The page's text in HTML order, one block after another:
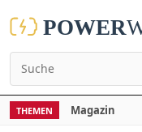
THEMEN Magazin